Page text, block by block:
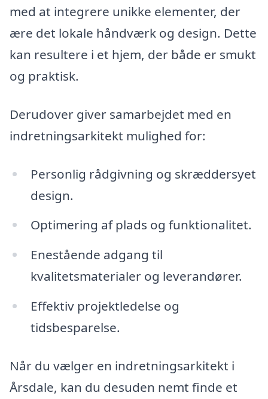
med at integrere unikke elementer, der
ære det lokale håndværk og design. Dette
kan resultere i et hjem, der både er smukt
og praktisk.
Derudover giver samarbejdet med en
indretningsarkitekt mulighed for:
Personlig rådgivning og skræddersyet
design.
Optimering af plads og funktionalitet.
Enestående adgang til
kvalitetsmaterialer og leverandører.
Effektiv projektledelse og
tidsbesparelse.
Når du vælger en indretningsarkitekt i
Årsdale, kan du desuden nemt finde et